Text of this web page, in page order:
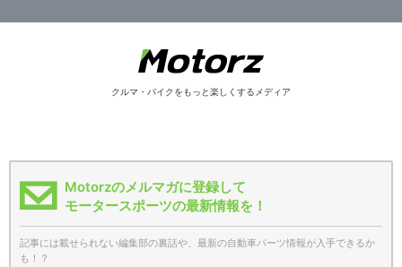
クルマ・バイクをもっと楽しくするメディア
Motorzのメルマガに登録して
モータースポーツの最新情報を！
記事には載せられない編集部の裏話や、最新の自動車パーツ情報が入手できるか
も！？